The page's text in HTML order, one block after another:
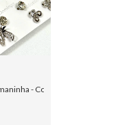
- Coqueiro e Cereja -